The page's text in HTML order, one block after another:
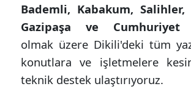
Bademli, Kabakum, Salihler,
Gazipaşa ve Cumhuriyet
olmak üzere Dikili'deki tüm
konutlara ve işletmelere
teknik destek ulaştırıyoruz.